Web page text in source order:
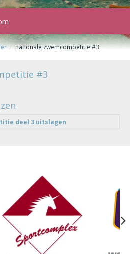
nationale zwemcompetitie #3
#3
deel 3 uitslagen